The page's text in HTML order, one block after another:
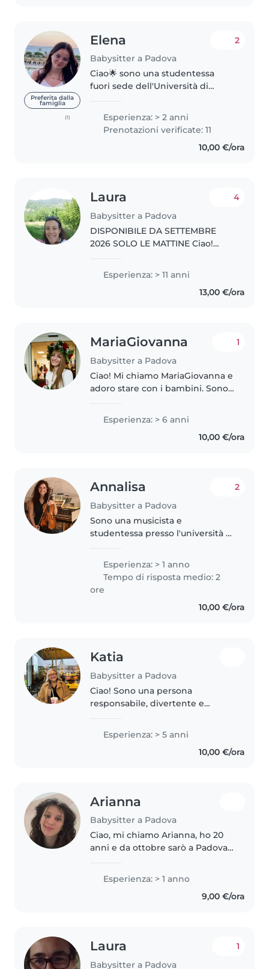
Preferita dalla
famiglia
(1)
Elena
Babysitter a Padova
2
Ciao🌟 sono una studentessa
fuori sede dell'Università di
per mettere da parte qualche
soldo per i miei studi. Ho un po'
Esperienza: > 2 anni
Prenotazioni verificate: 11
10,00 €/ora
Laura
Babysitter a Padova
4
DISPONIBILE DA SETTEMBRE
2026 SOLO LE MATTINE Ciao!
15 anni affianco le famiglie e mi
occupo dei loro bambini in
modo continuativo. Referenziata
Esperienza: > 11 anni
13,00 €/ora
MariaGiovanna
Babysitter a Padova
1
Ciao! Mi chiamo MariaGiovanna e
adoro stare con i bambini. Sono
paziente. Ho lavorato come
babysitter per diversi anni,
occupandomi sia del gioco..
Esperienza: > 6 anni
10,00 €/ora
Annalisa
Babysitter a Padova
2
Sono una musicista e
studentessa presso l'università di
con i bambini e stimolare la loro
fantasia attraverso la musica, il
canto e piccoli laboratori..
Esperienza: > 1 anno
Tempo di risposta medio: 2
ore
10,00 €/ora
Katia
Babysitter a Padova
Ciao! Sono una persona
responsabile, divertente e
età. Mi piace leggere, fare
Esperienza: > 5 anni
10,00 €/ora
Arianna
Babysitter a Padova
Ciao, mi chiamo Arianna, ho 20
anni e da ottobre sarò a Padova
illustrazione, dato che ho fatto il
liceo artistico. Sono una ragazza
Esperienza: > 1 anno
9,00 €/ora
Laura
Babysitter a Padova
1